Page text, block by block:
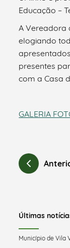
Educação –
A Vereadora
elogiando
presentes
com a Casa
GALERIA
Últimas
Município de Vila